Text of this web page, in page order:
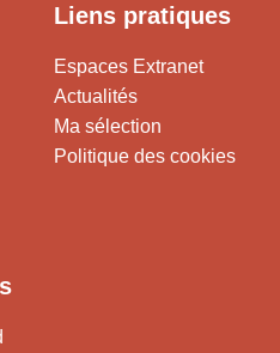
Liens pratiques
Espaces Extranet
Actualités
Ma sélection
Politique des cookies